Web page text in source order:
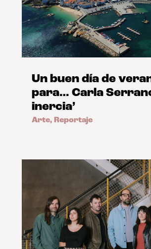
Un buen día de
para… Carla
inercia’
Arte, Reportaje